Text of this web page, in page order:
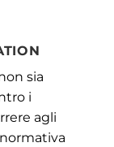
sia
i
agli